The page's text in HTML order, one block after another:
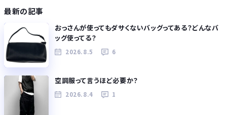
最新の記事
おっさんが使ってもダサくないバッグってある？どんなバ
ッグ使ってる？
2026.8.5 6
空調服って言うほど必要か？
2026.8.4 1